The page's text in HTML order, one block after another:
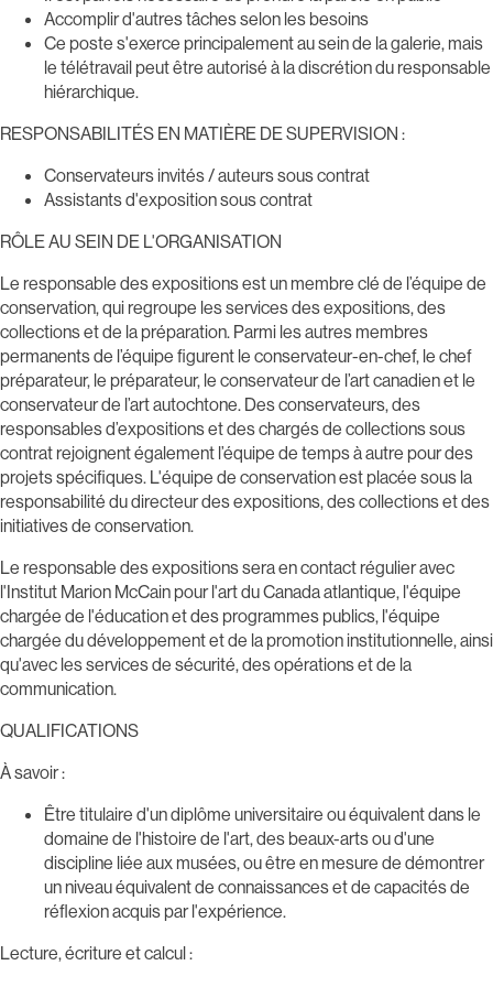
Accomplir d'autres tâches selon les besoins
Ce poste s'exerce principalement au sein de la galerie, mais
le télétravail peut être autorisé à la discrétion du responsable
hiérarchique.
RESPONSABILITÉS EN MATIÈRE DE SUPERVISION :
Conservateurs invités / auteurs sous contrat
Assistants d'exposition sous contrat
RÔLE AU SEIN DE L'ORGANISATION
Le responsable des expositions est un membre clé de l’équipe de
conservation, qui regroupe les services des expositions, des
collections et de la préparation. Parmi les autres membres
permanents de l’équipe figurent le conservateur-en-chef, le chef
préparateur, le préparateur, le conservateur de l’art canadien et le
conservateur de l’art autochtone. Des conservateurs, des
responsables d’expositions et des chargés de collections sous
contrat rejoignent également l’équipe de temps à autre pour des
projets spécifiques. L'équipe de conservation est placée sous la
responsabilité du directeur des expositions, des collections et des
initiatives de conservation.
Le responsable des expositions sera en contact régulier avec
l'Institut Marion McCain pour l'art du Canada atlantique, l'équipe
chargée de l'éducation et des programmes publics, l'équipe
chargée du développement et de la promotion institutionnelle, ainsi
qu'avec les services de sécurité, des opérations et de la
communication.
QUALIFICATIONS
À savoir :
Être titulaire d'un diplôme universitaire ou équivalent dans le
domaine de l'histoire de l'art, des beaux-arts ou d'une
discipline liée aux musées, ou être en mesure de démontrer
un niveau équivalent de connaissances et de capacités de
réflexion acquis par l'expérience.
Lecture, écriture et calcul :